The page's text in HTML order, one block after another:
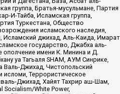
группа, Братья-мусульмане, Партия
И-Тайба, Исламская группа,
Туркестана, Общество
исламского наследия,
джихад, Аль-Каида, Имарат
государство, Джабха аль-
имени К. Минина и Д.
уа Тагьаля SHAM, АУМ Синрике,
Джихад, Чистопольский
исломи, Террористическое
Джихад, Хайят Тахрир аш-Шам,
White Power,